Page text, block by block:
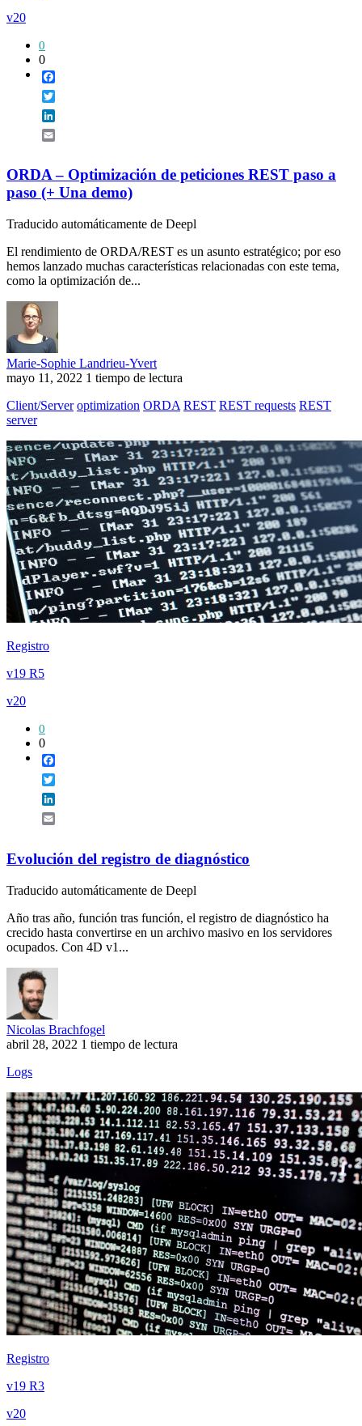
v20
0
0
ORDA – Optimización de peticiones REST paso a
paso (+ Una demo)
Traducido automáticamente de Deepl
El rendimiento de ORDA/REST es un asunto estratégico; por eso
hemos lanzado muchas características relacionadas con este tema,
como la optimización de...
Marie-Sophie Landrieu-Yvert
mayo 11, 2022 1 tiempo de lectura
Client/Server optimization ORDA REST REST requests REST
server
Registro
v19 R5
v20
0
0
Evolución del registro de diagnóstico
Traducido automáticamente de Deepl
Año tras año, función tras función, el registro de diagnóstico ha
crecido hasta convertirse en un archivo masivo en los servidores
ocupados. Con 4D v1...
Nicolas Brachfogel
abril 28, 2022 1 tiempo de lectura
Logs
Registro
v19 R3
v20